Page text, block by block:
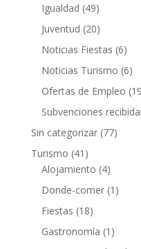
Igualdad (49)
Juventud (20)
Noticias Fiestas (6)
Noticias Turismo (6)
Ofertas de Empleo
Subvenciones
Sin categorizar(77)
Turismo (41)
Alojamiento (4)
Donde-comer(1)
Fiestas (18)
Gastronomía (1)